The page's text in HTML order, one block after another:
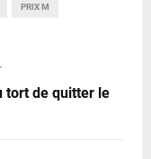
PRIX M
tort de quitter le